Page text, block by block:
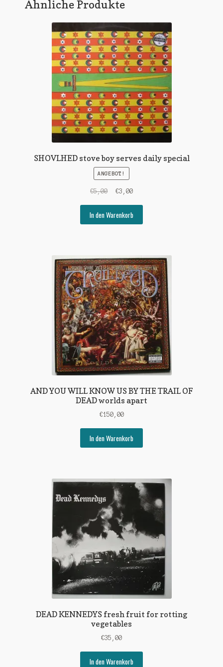
Ähnliche Produkte
SHOVLHED stove boy serves daily special
ANGEBOT!
€5,00
Ursprünglicher
war:
€5,00
€3,00Aktueller
ist:
€3,00.
In den Warenkorb
AND YOU WILL KNOW US BY THE TRAIL OF
DEAD worlds apart
€150,00
In den Warenkorb
DEAD KENNEDYS fresh fruit for rotting
vegetables
€35,00
In den Warenkorb